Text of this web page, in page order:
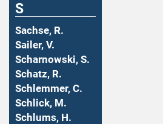
S
Sachse, R.
Sailer, V.
Scharnowski, S.
Schatz, R.
Schlemmer, C.
Schlick, M.
Schlums, H.